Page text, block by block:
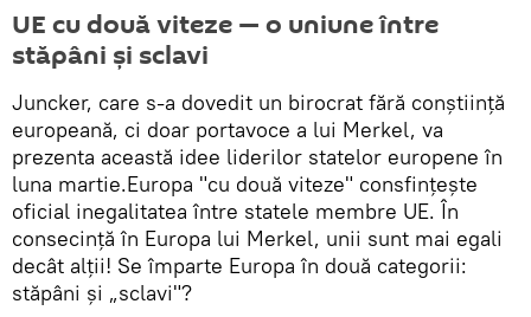
UE cu două viteze — o uniune între
stăpâni și sclavi
Juncker, care s-a dovedit un birocrat fără conștiință
europeană, ci doar portavoce a lui Merkel, va
prezenta această idee liderilor statelor europene în
luna martie.Europa "cu două viteze" consfințește
oficial inegalitatea între statele membre UE. În
consecință în Europa lui Merkel, unii sunt mai egali
decât alții! Se împarte Europa în două categorii:
stăpâni și „sclavi"?